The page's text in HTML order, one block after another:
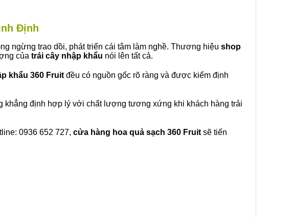
Định
ngừng trao dồi, phát triển cái tâm làm nghề. Thương hiệu shop
của trái cây nhập khẩu nói lên tất cả.
khẩu 360 Fruit đều có nguồn gốc rõ ràng và được kiểm định
khẳng định hợp lý với chất lượng tương xứng khi khách hàng trải
0936 652 727, cửa hàng hoa quả sạch 360 Fruit sẽ tiến